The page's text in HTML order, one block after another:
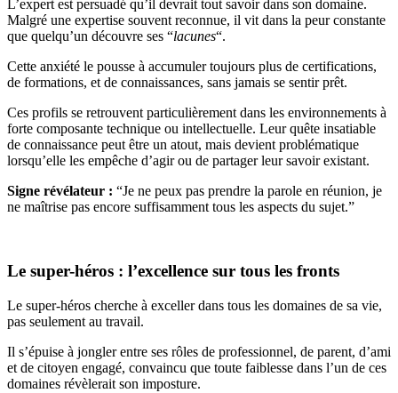
L’expert est persuadé qu’il devrait tout savoir dans son domaine.
Malgré une expertise souvent reconnue, il vit dans la peur constante
que quelqu’un découvre ses “lacunes“.
Cette anxiété le pousse à accumuler toujours plus de certifications,
de formations, et de connaissances, sans jamais se sentir prêt.
Ces profils se retrouvent particulièrement dans les environnements à
forte composante technique ou intellectuelle. Leur quête insatiable
de connaissance peut être un atout, mais devient problématique
lorsqu’elle les empêche d’agir ou de partager leur savoir existant.
Signe révélateur : “Je ne peux pas prendre la parole en réunion, je
ne maîtrise pas encore suffisamment tous les aspects du sujet.”
Le super-héros : l’excellence sur tous les fronts
Le super-héros cherche à exceller dans tous les domaines de sa vie,
pas seulement au travail.
Il s’épuise à jongler entre ses rôles de professionnel, de parent, d’ami
et de citoyen engagé, convaincu que toute faiblesse dans l’un de ces
domaines révèlerait son imposture.